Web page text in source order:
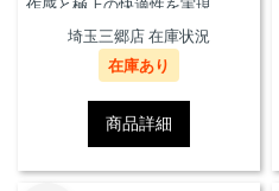
作感と極上の快適性を実現。
埼玉三郷店 在庫状況
在庫あり
商品詳細